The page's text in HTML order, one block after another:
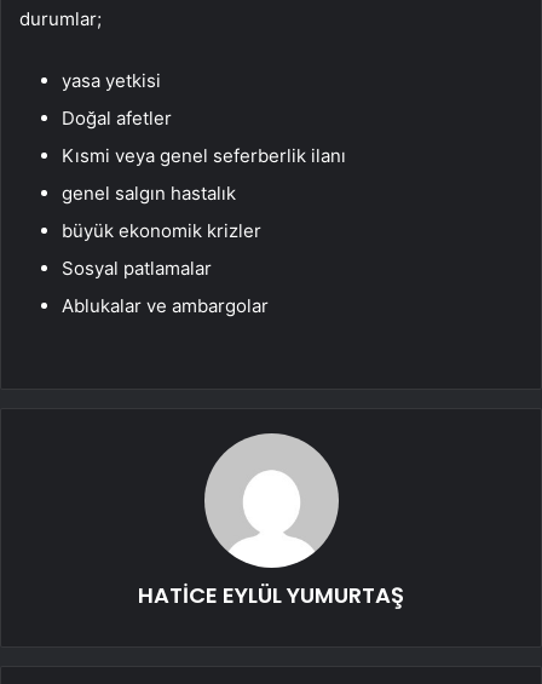
durumlar;
yasa yetkisi
Doğal afetler
Kısmi veya genel seferberlik ilanı
genel salgın hastalık
büyük ekonomik krizler
Sosyal patlamalar
Ablukalar ve ambargolar
HATİCE EYLÜL YUMURTAŞ